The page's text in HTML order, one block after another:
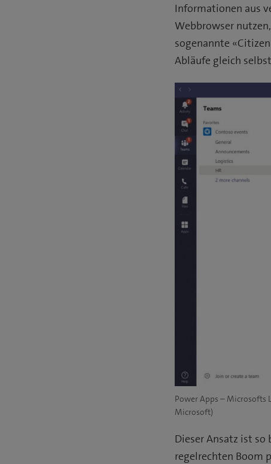
Informationen aus
Webbrowser
sogenannte
Abläufe gleich
Power Apps – Microsofts
Microsoft)
Dieser Ansatz ist
regelrechten Boom